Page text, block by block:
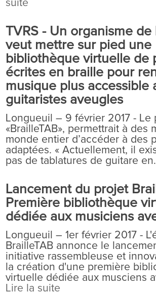
suite
TVRS - Un organisme de
veut mettre sur pied une
bibliothèque virtuelle de
écrites en braille pour
musique plus accessible
guitaristes aveugles
Longueuil – 9 février 2017 - Le
«BrailleTAB», permettrait à des
monde entier d’accéder à des
adaptées. « Actuellement, il
pas de tablatures de guitare
Lancement du projet
Première bibliothèque
dédiée aux musiciens
Longueuil – 1er février 2017 -
BrailleTAB annonce le
initiative rassembleuse et
la création d'une première
virtuelle dédiée aux musciens
Lire la suite